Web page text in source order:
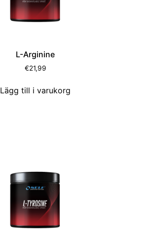
L-Arginine
€21,99
Lägg till i varukorg